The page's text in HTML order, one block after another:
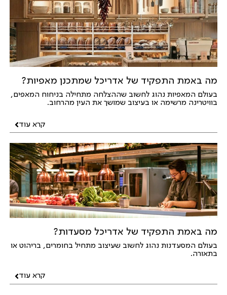
מה באמת התפקיד של אדריכל שמתכנן מאפיות?
בעולם המאפיות נהוג לחשוב שההצלחה מתחילה בניחוח המאפים,
בוויטרינה מרשימה או בעיצוב שמושך את העין מהרחוב.
קרא עוד
מה באמת התפקיד של אדריכל מסעדות?
בעולם המסעדנות נהוג לחשוב שעיצוב מתחיל בחומרים, בריהוט או
בתאורה.
קרא עוד